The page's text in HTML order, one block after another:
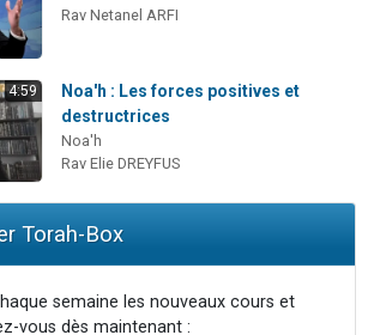
Rav Netanel ARFI
4:59
Noa'h : Les forces positives et
destructrices
Noa'h
Rav Elie DREYFUS
Torah-Box
semaine les nouveaux cours et
vous dès maintenant :